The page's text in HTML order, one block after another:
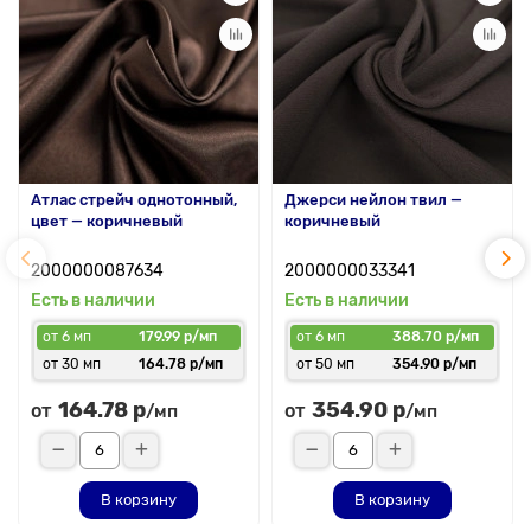
Атлас стрейч однотонный,
цвет — коричневый
2000000087634
Есть в наличии
от 6 мп
179.99 р/мп
от 30 мп
164.78 р/мп
от 164.78 р/мп
В корзину
Джерси нейлон твил —
коричневый
2000000033341
Есть в наличии
от 6 мп
388.70 р/мп
от 50 мп
354.90 р/мп
от 354.90 р/мп
В корзину